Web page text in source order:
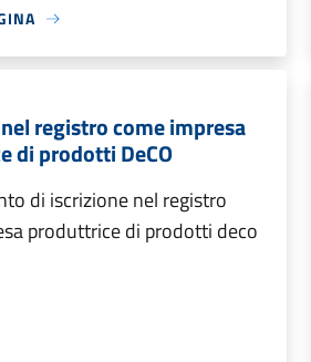
registro come impresa
di prodotti DeCO
di iscrizione nel registro
produttrice di prodotti deco